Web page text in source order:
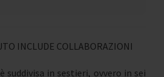
INCLUDE COLLABORAZIONI
suddivisa in sestieri, ovvero in sei